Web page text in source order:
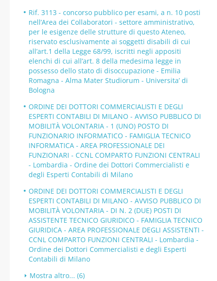
Rif. 3113 - concorso pubblico per esami, a n. 10 posti
nell’Area dei Collaboratori - settore amministrativo,
per le esigenze delle strutture di questo Ateneo,
riservato esclusivamente ai soggetti disabili di cui
all’art.1 della Legge 68/99, iscritti negli appositi
elenchi di cui all’art. 8 della medesima legge in
possesso dello stato di disoccupazione - Emilia
Romagna - Alma Mater Studiorum - Universita’ di
Bologna
ORDINE DEI DOTTORI COMMERCIALISTI E DEGLI
ESPERTI CONTABILI DI MILANO - AVVISO PUBBLICO DI
MOBILITÀ VOLONTARIA - 1 (UNO) POSTO DI
FUNZIONARIO INFORMATICO - FAMIGLIA TECNICO
INFORMATICA - AREA PROFESSIONALE DEI
FUNZIONARI - CCNL COMPARTO FUNZIONI CENTRALI
- Lombardia - Ordine dei Dottori Commercialisti e
degli Esperti Contabili di Milano
ORDINE DEI DOTTORI COMMERCIALISTI E DEGLI
ESPERTI CONTABILI DI MILANO - AVVISO PUBBLICO DI
MOBILITÀ VOLONTARIA - DI N. 2 (DUE) POSTI DI
ASSISTENTE TECNICO GIURIDICO - FAMIGLIA TECNICO
GIURIDICA - AREA PROFESSIONALE DEGLI ASSISTENTI -
CCNL COMPARTO FUNZIONI CENTRALI - Lombardia -
Ordine dei Dottori Commercialisti e degli Esperti
Contabili di Milano
Mostra altro... (6)